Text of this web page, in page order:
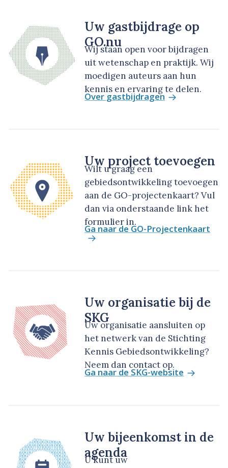
Uw gastbijdrage op
GO.nu
Wij staan open voor bijdragen
uit wetenschap en praktijk. Wij
moedigen auteurs aan hun
kennis en ervaring te delen.
Over gastbijdragen
Uw project toevoegen
Wilt u graag een
gebiedsontwikkeling toevoegen
aan de GO-projectenkaart? Vul
dan via onderstaande link het
formulier in.
Ga naar de GO-Projectenkaart
Uw organisatie bij de
SKG
Uw organisatie aansluiten op
het netwerk van de Stichting
Kennis Gebiedsontwikkeling?
Neem dan contact op.
Ga naar de SKG-website
Uw bijeenkomst in de
agenda
U kunt uw